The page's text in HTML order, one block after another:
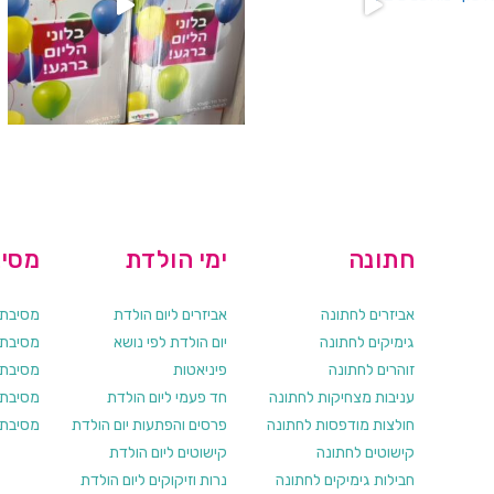
מסיבת
מסיבת
מסיבת
מסיבת
מסיבת
ימי הולדת
אביזרים ליום הולדת
יום הולדת לפי נושא
פיניאטות
חד פעמי ליום הולדת
פרסים והפתעות יום הולדת
קישוטים ליום הולדת
נרות וזיקוקים ליום הולדת
חתונה
אביזרים לחתונה
גימיקים לחתונה
זוהרים לחתונה
עניבות מצחיקות לחתונה
חולצות מודפסות לחתונה
קישוטים לחתונה
חבילות גימיקים לחתונה